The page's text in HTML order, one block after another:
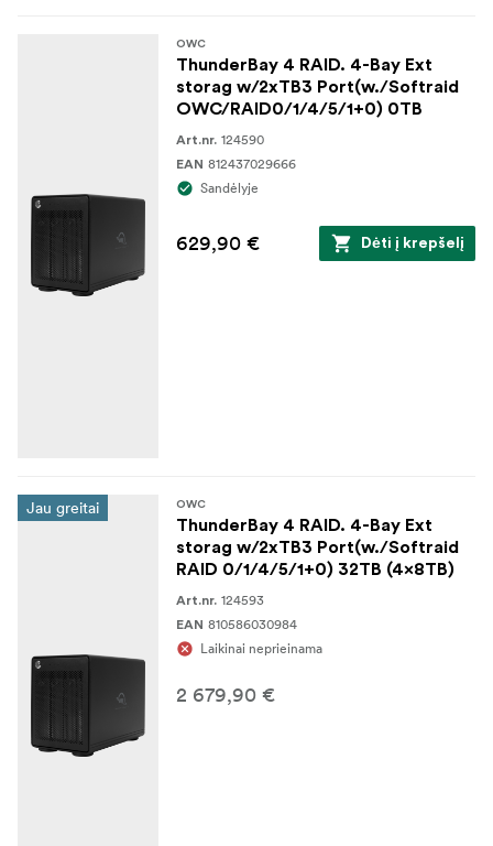
OWC
ThunderBay 4 RAID. 4-Bay Ext
storag w/2xTB3 Port(w./Softraid
OWC/RAID0/1/4/5/1+0) 0TB
Art.nr. 124590
EAN 812437029666
Sandėlyje
629,90 € Dėti į krepšelį
Jau greitai OWC
ThunderBay 4 RAID. 4-Bay Ext
storag w/2xTB3 Port(w./Softraid
RAID 0/1/4/5/1+0) 32TB (4x8TB)
Art.nr. 124593
EAN 810586030984
Laikinai neprieinama
2 679,90 €